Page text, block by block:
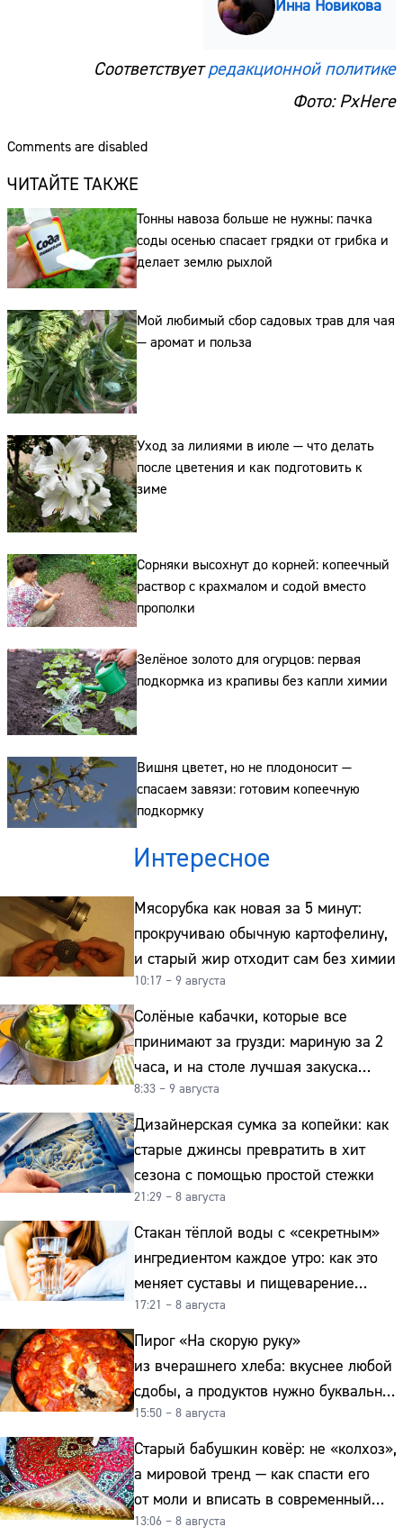
Инна Новикова
Соответствуетредакционной политике
Фото: PxHere
Comments are disabled
ЧИТАЙТЕ ТАКЖЕ
Тонны навоза больше не нужны: пачка
соды осенью спасает грядки от грибка и
делает землю рыхлой
Мой любимый сбор садовых трав для чая
— аромат и польза
Уход за лилиями в июле — что делать
после цветения и как подготовить к
зиме
Сорняки высохнут до корней: копеечный
раствор с крахмалом и содой вместо
прополки
Зелёное золото для огурцов: первая
подкормка из крапивы без капли химии
Вишня цветет, но не плодоносит —
спасаем завязи: готовим копеечную
подкормку
Интересное
Мясорубка как новая за 5 минут:
прокручиваю обычную картофелину,
и старый жир отходит сам без химии
10:17 – 9 августа
Солёные кабачки, которые все
принимают за грузди: мариную за 2
часа, и на столе лучшая закуска
к картошке
8:33 – 9 августа
Дизайнерская сумка за копейки: как
старые джинсы превратить в хит
сезона с помощью простой стежки
21:29 – 8 августа
Стакан тёплой воды с «секретным»
ингредиентом каждое утро: как это
меняет суставы и пищеварение
после 50
17:21 – 8 августа
Пирог «На скорую руку»
из вчерашнего хлеба: вкуснее любой
сдобы, а продуктов нужно буквально
копейки
15:50 – 8 августа
Старый бабушкин ковёр: не «колхоз»,
а мировой тренд — как спасти его
от моли и вписать в современный
интерьер
13:06 – 8 августа
Сайт:
Адрес: